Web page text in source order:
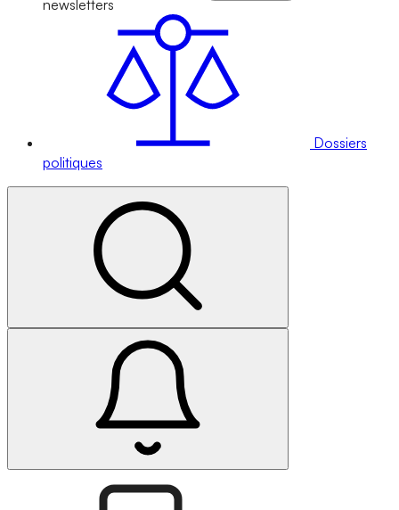
newsletters
Dossiers
politiques